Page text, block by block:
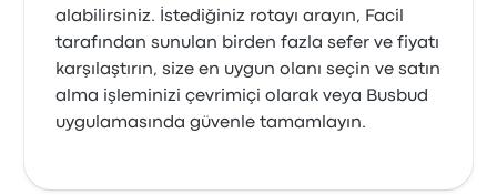
alabilirsiniz. İstediğiniz rotayı arayın, Facil
tarafından sunulan birden fazla sefer ve fiyatı
karşılaştırın, size en uygun olanı seçin ve satın
alma işleminizi çevrimiçi olarak veya Busbud
uygulamasında güvenle tamamlayın.